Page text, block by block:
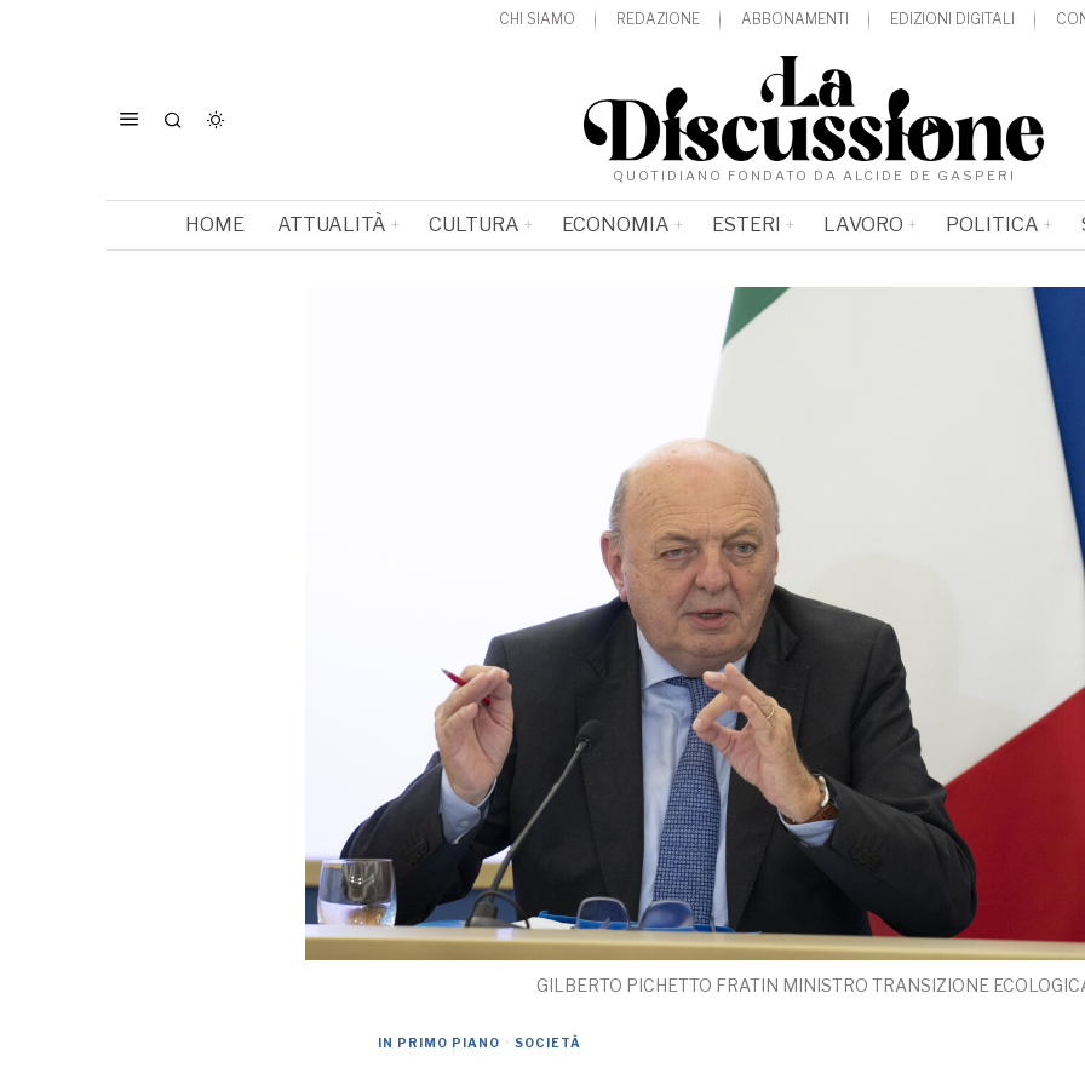
CHI SIAMO REDAZIONE ABBONAMENTI EDIZIONI DIGITALI
QUOTIDIANO FONDATO DA ALCIDE DE GASPERI
HOME ATTUALITÀ CULTURA ECONOMIA ESTERI LAVORO POLITICA
GILBERTO PICHETTO FRATIN MINISTRO TRANSIZIONE
IN PRIMO PIANO · SOCIETÀ